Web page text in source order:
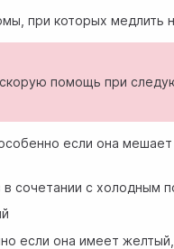
при которых медлить
помощь при
если она
сочетании с холодным
если она имеет